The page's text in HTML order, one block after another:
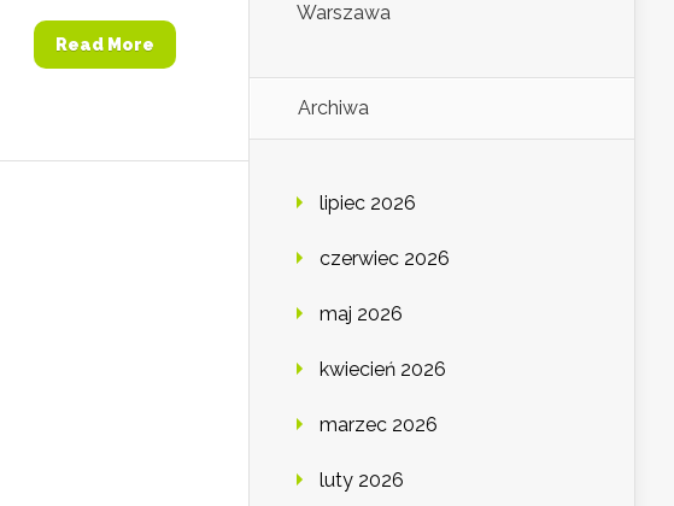
Read More
Warszawa
Archiwa
lipiec 2026
czerwiec 2026
maj 2026
kwiecień 2026
marzec 2026
luty 2026